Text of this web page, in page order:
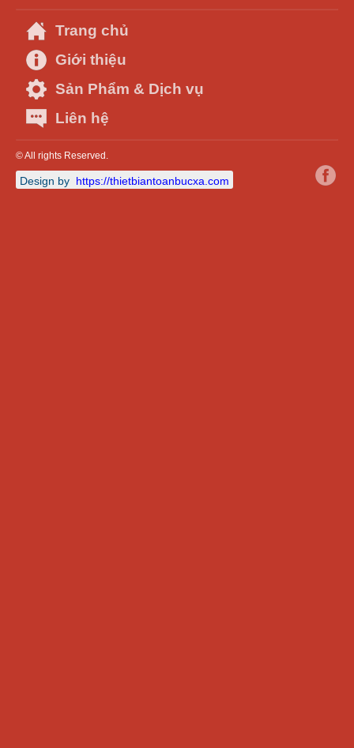
Trang chủ
Giới thiệu
Sản Phẩm & Dịch vụ
Liên hệ
© All rights Reserved.
Design by https://thietbiantoanbucxa.com